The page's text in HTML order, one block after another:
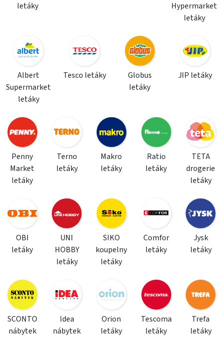
letáky
Hypermarket
letáky
Albert
Supermarket
letáky
Tesco letáky
Globus
letáky
JIP letáky
Penny
Market
letáky
Terno
letáky
Makro
letáky
Ratio
letáky
TETA
drogerie
letáky
OBI
letáky
UNI
HOBBY
letáky
SIKO
koupelny
letáky
Comfor
letáky
Jysk
letáky
SCONTO
nábytek
Idea
nábytek
Orion
letáky
Tescoma
letáky
Trefa
letáky